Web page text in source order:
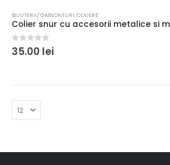
BIJUTERII/ GABLONTURI,COLIERE
0out of 5
35.00 lei